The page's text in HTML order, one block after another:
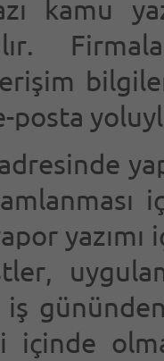
kamu
posta
içinde